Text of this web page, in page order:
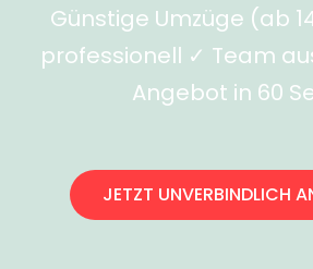
Günstige Umzüge (ab
professionell ✓ Team
Angebot in 60
JETZT UNVERBINDLICH